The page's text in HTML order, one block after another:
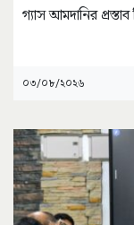
গ্যাস আমদানির
০৩/০৮/২০২৬